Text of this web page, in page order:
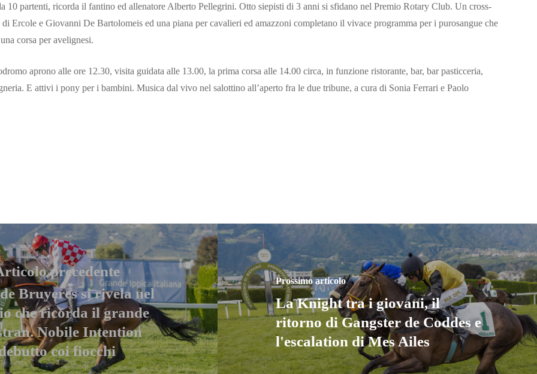
10 partenti, ricorda il fantino ed allenatore Alberto Pellegrini. Otto siepisti di 3 anni si sfidano nel Premio Rotary Club. Un cross-
Ercole e Giovanni De Bartolomeis ed una piana per cavalieri ed amazzoni completano il vivace programma per i purosangue che
corsa per avelignesi.
aprono alle ore 12.30, visita guidata alle 13.00, la prima corsa alle 14.00 circa, in funzione ristorante, bar, bar pasticceria,
E attivi i pony per i bambini. Musica dal vivo nel salottino all’aperto fra le due tribune, a cura di Sonia Ferrari e Paolo
precedente
Bruyeres si rivela nel
che ricorda il grande
Nobile Intention
coi fiocchi
Prossimo articolo
La Knight tra i giovani, il
ritorno di Gangster de Coddes e
l'escalation di Mes Ailes